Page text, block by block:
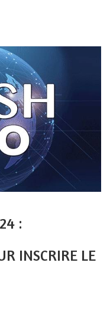
:
INSCRIRE LE